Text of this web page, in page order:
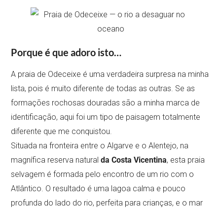
Porque é que adoro isto…
A praia de Odeceixe é uma verdadeira surpresa na minha
lista, pois é muito diferente de todas as outras. Se as
formações rochosas douradas são a minha marca de
identificação, aqui foi um tipo de paisagem totalmente
diferente que me conquistou.
Situada na fronteira entre o Algarve e o Alentejo, na
magnífica reserva naturalda Costa Vicentina, esta praia
selvagem é formada pelo encontro de um rio com o
Atlântico. O resultado é uma lagoa calma e pouco
profunda do lado do rio, perfeita para crianças, e o mar